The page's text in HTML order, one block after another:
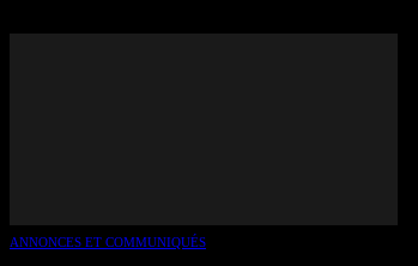
ANNONCES ET COMMUNIQUÉS